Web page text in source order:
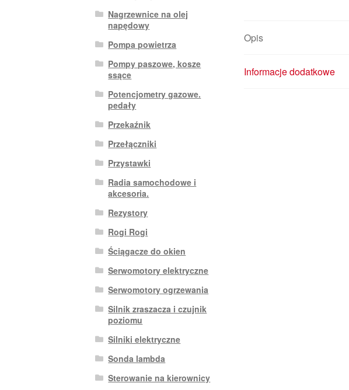
Opis
Informacje dodatkowe
Nagrzewnice na olej
napędowy
Pompa powietrza
Pompy paszowe, kosze
ssące
Potencjometry gazowe.
pedały
Przekaźnik
Przełączniki
Przystawki
Radia samochodowe i
akcesoria.
Rezystory
Rogi Rogi
Ściągacze do okien
Serwomotory elektryczne
Serwomotory ogrzewania
Silnik zraszacza i czujnik
poziomu
Silniki elektryczne
Sonda lambda
Sterowanie na kierownicy